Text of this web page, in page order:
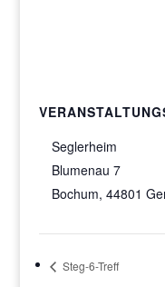
Seglerheim
Blumenau 7
Bochum, 44801
Steg-6-Treff